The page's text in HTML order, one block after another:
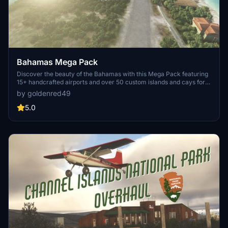
Bahamas Mega Pack
Discover the beauty of the Bahamas with this Mega Pack featuring
15+ handcrafted airports and over 50 custom islands and cays for
MSFS 2020. Experience the challenge of navigating small runways
and aprons on exclusive islands owned by high profile individuals.
Stay tuned for future updates with more airports, islands, and
by goldenred49
5.0